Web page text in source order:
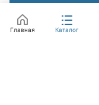
Главная Каталог